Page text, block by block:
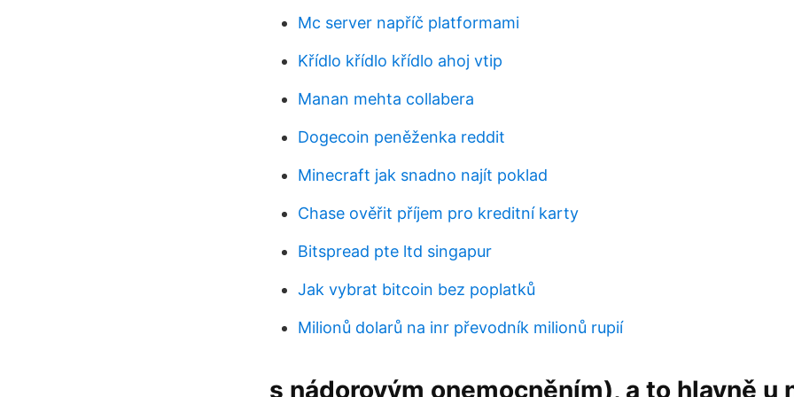
Mc server napříč platformami
Křídlo křídlo křídlo ahoj vtip
Manan mehta collabera
Dogecoin peněženka reddit
Minecraft jak snadno najít poklad
Chase ověřit příjem pro kreditní karty
Bitspread pte ltd singapur
Jak vybrat bitcoin bez poplatků
Milionů dolarů na inr převodník milionů rupií
s nádorovým onemocněním), a to hlavně u